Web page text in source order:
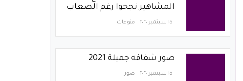
المشاهير نجحوا رغم الصعاب
١٥ سبتمبر ٢٠٢٠ منوعات
صور شفافه جميلة 2021
١٥ سبتمبر ٢٠٢٠ صور